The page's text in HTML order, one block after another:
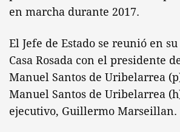
en marcha durante 2017.
El Jefe de Estado se reunió en
Casa Rosada con el presidente
Manuel Santos de Uribelarrea
Manuel Santos de Uribelarrea
ejecutivo, Guillermo Marseillan.